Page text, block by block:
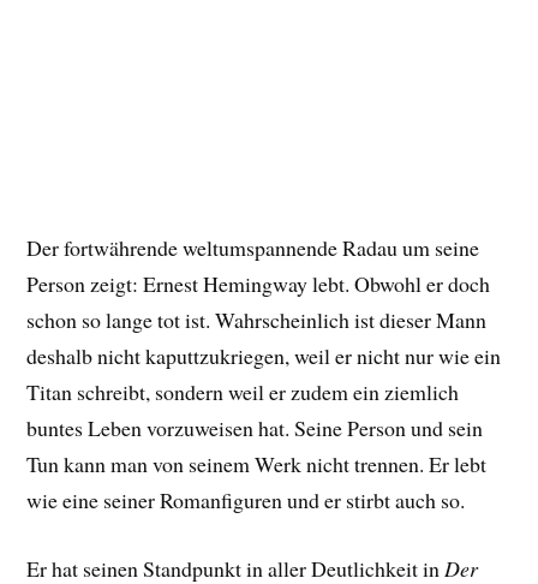
Der fortwährende weltumspannende Radau um seine
Person zeigt: Ernest Hemingway lebt. Obwohl er doch
schon so lange tot ist. Wahrscheinlich ist dieser Mann
deshalb nicht kaputtzukriegen, weil er nicht nur wie ein
Titan schreibt, sondern weil er zudem ein ziemlich
buntes Leben vorzuweisen hat. Seine Person und sein
Tun kann man von seinem Werk nicht trennen. Er lebt
wie eine seiner Romanfiguren und er stirbt auch so.
Er hat seinen Standpunkt in aller Deutlichkeit in Der